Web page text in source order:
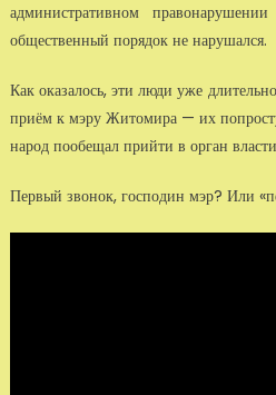
административном
общественный порядок не нарушался.
Как оказалось, эти люди уже
приём к мэру Житомира — их
народ пообещал прийти в орган
Первый звонок, господин мэр? Или